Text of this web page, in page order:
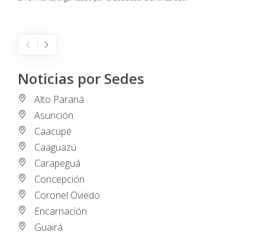
Noticias por Sedes
Alto Paraná
Asunción
Caacupé
Caaguazú
Carapeguá
Concepción
Coronel Oviedo
Encarnación
Guairá